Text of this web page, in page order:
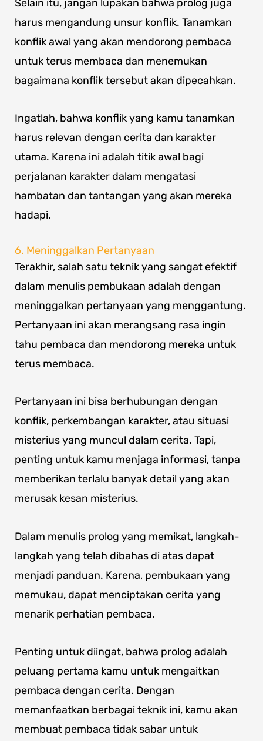
Selain itu, jangan lupakan bahwa prolog juga
harus mengandung unsur konflik. Tanamkan
konflik awal yang akan mendorong pembaca
untuk terus membaca dan menemukan
bagaimana konflik tersebut akan dipecahkan.
Ingatlah, bahwa konflik yang kamu tanamkan
harus relevan dengan cerita dan karakter
utama. Karena ini adalah titik awal bagi
perjalanan karakter dalam mengatasi
hambatan dan tantangan yang akan mereka
hadapi.
6. Meninggalkan Pertanyaan
Terakhir, salah satu teknik yang sangat efektif
dalam menulis pembukaan adalah dengan
meninggalkan pertanyaan yang menggantung.
Pertanyaan ini akan merangsang rasa ingin
tahu pembaca dan mendorong mereka untuk
terus membaca.
Pertanyaan ini bisa berhubungan dengan
konflik, perkembangan karakter, atau situasi
misterius yang muncul dalam cerita. Tapi,
penting untuk kamu menjaga informasi, tanpa
memberikan terlalu banyak detail yang akan
merusak kesan misterius.
Dalam menulis prolog yang memikat, langkah-
langkah yang telah dibahas di atas dapat
menjadi panduan. Karena, pembukaan yang
memukau, dapat menciptakan cerita yang
menarik perhatian pembaca.
Penting untuk diingat, bahwa prolog adalah
peluang pertama kamu untuk mengaitkan
pembaca dengan cerita. Dengan
memanfaatkan berbagai teknik ini, kamu akan
membuat pembaca tidak sabar untuk